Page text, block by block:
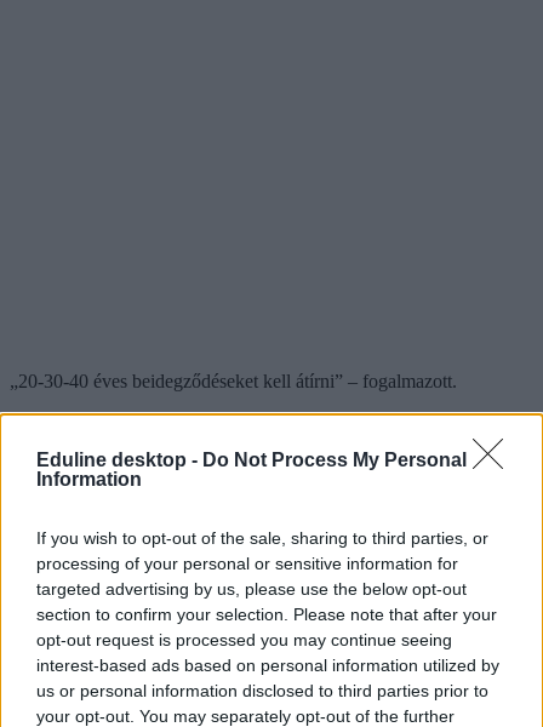
Eduline desktop - Do Not Process My Personal
Information
If you wish to opt-out of the sale, sharing to third parties, or
processing of your personal or sensitive information for
targeted advertising by us, please use the below opt-out
section to confirm your selection. Please note that after your
opt-out request is processed you may continue seeing
interest-based ads based on personal information utilized by
us or personal information disclosed to third parties prior to
your opt-out. You may separately opt-out of the further
„20-30-40 éves beidegződéseket kell átírni” – fogalmazott.
Magyar Péter a gimnáziumi igazgatóknak
Bár az oktatási miniszter személyéről nem született döntés, és nem
állapodtak meg konkrét lépésekben, a gimnáziumi igazgatókkal való
találkozó jó hangulatban telt – erről beszélt a HVG-nek Kampós
András, a Budapest V. Kerületi Eötvös József Gimnázium
igazgatója.